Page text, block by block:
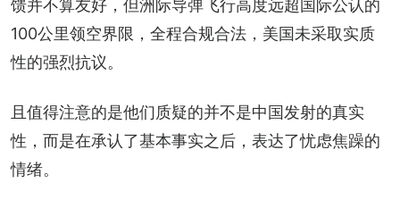
馈并不算友好，但洲际导弹飞行高度远超国际公认的
100公里领空界限，全程合规合法，美国未采取实质
性的强烈抗议。
且值得注意的是他们质疑的并不是中国发射的真实
性，而是在承认了基本事实之后，表达了忧虑焦躁的
情绪。